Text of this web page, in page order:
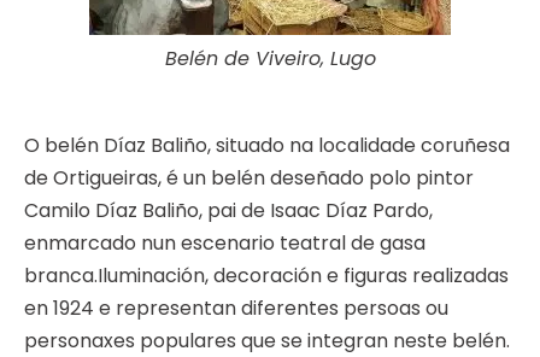
Belén de Viveiro, Lugo
O belén Díaz Baliño, situado na localidade coruñesa
de Ortigueiras, é un belén deseñado polo pintor
Camilo Díaz Baliño, pai de Isaac Díaz Pardo,
enmarcado nun escenario teatral de gasa
branca.Iluminación, decoración e figuras realizadas
en 1924 e representan diferentes persoas ou
personaxes populares que se integran neste belén.